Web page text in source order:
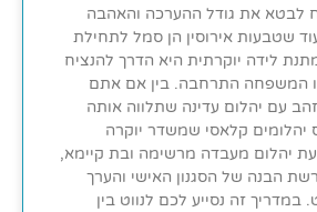
לבטא את גודל ההערכה והאהבה
שטבעות אירוסין הן סמל לתחילת
לידה יוקרתית היא הדרך להנציח
המשפחה התרחבה. בין אם אתם
עם יהלום עדינה שתלווה אותה
יהלומים קלאסי שמשדר יוקרה
יהלום מעבדה מרשימה ובת קיימא,
הבנה של הסגנון האישי והערך
זה נסייע לכם לנווט בין